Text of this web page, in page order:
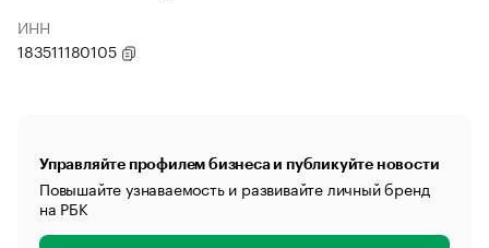
ИНН
183511180105
Управляйте профилем бизнеса и публикуйте новости
Повышайте узнаваемость и развивайте личный бренд
на РБК